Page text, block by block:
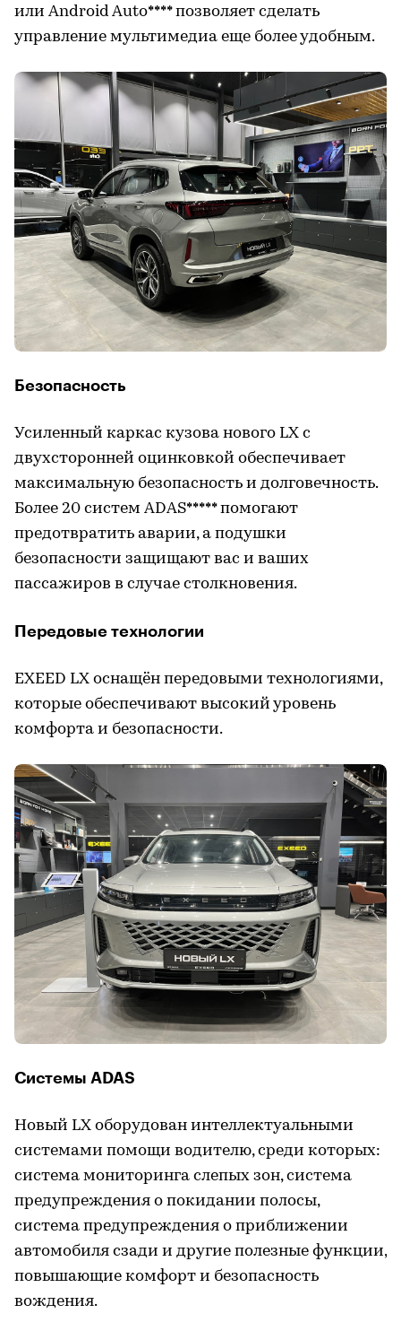
или Android Auto**** позволяет сделать
управление мультимедиа еще более удобным.
Безопасность
Усиленный каркас кузова нового LX с
двухсторонней оцинковкой обеспечивает
максимальную безопасность и долговечность.
Более 20 систем ADAS***** помогают
предотвратить аварии, а подушки
безопасности защищают вас и ваших
пассажиров в случае столкновения.
Передовые технологии
EXEED LX оснащён передовыми технологиями,
которые обеспечивают высокий уровень
комфорта и безопасности.
Системы ADAS
Новый LX оборудован интеллектуальными
системами помощи водителю, среди которых:
система мониторинга слепых зон, система
предупреждения о покидании полосы,
система предупреждения о приближении
автомобиля сзади и другие полезные функции,
повышающие комфорт и безопасность
вождения.